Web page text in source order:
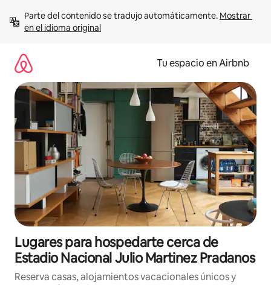
contenido
Parte del contenido se tradujo automáticamente. Mostrar
en el idioma original
Tu espacio en Airbnb
Lugares para hospedarte cerca de
Estadio Nacional Julio Martinez Pradanos
Reserva casas, alojamientos vacacionales únicos y